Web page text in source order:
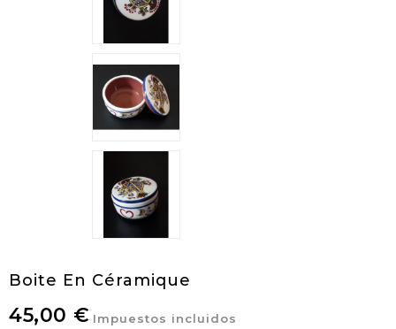
Boite En Céramique
45,00 € Impuestos incluidos